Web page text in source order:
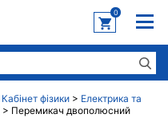
0
Кабінет фізики > Електрика та
> Перемикач двополюсний